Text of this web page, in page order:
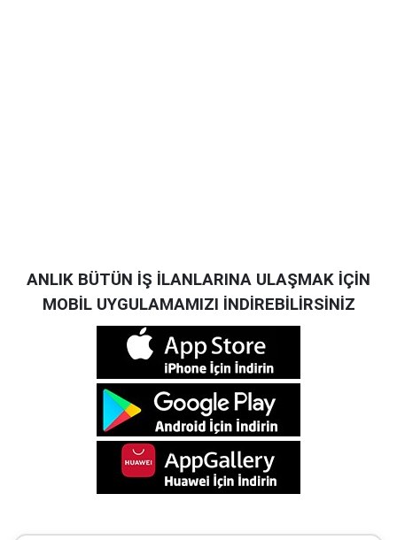
ANLIK BÜTÜN İŞ İLANLARINA ULAŞMAK İÇİN
MOBİL UYGULAMAMIZI İNDİREBİLİRSİNİZ